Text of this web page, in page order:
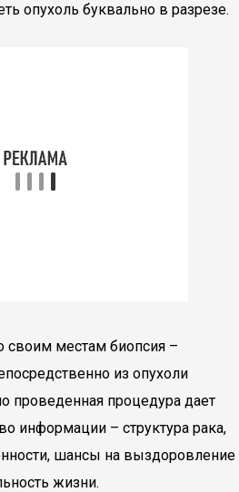
опухоль буквально в разрезе.
своим местам биопсия –
из опухоли
проведенная процедура дает
информации – структура рака,
шансы на выздоровление
жизни.